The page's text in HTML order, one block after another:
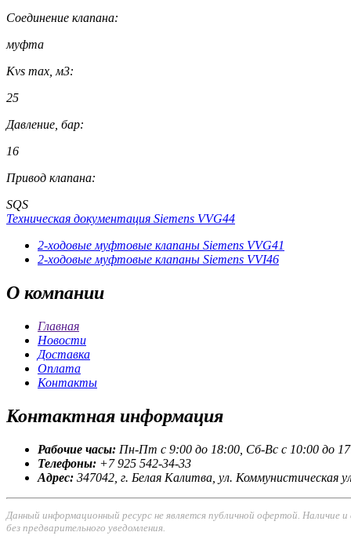
Соединение клапана:
муфта
Kvs max, м3:
25
Давление, бар:
16
Привод клапана:
SQS
Техническая документация Siemens VVG44
2-ходовые муфтовые клапаны Siemens VVG41
2-ходовые муфтовые клапаны Siemens VVI46
О компании
Главная
Новости
Доставка
Оплата
Контакты
Контактная информация
Рабочие часы: Пн-Пт с 9:00 до 18:00, Сб-Вс с 10:00 до
Телефоны: +7 925 542-34-33
Адрес: 347042, г. Белая Калитва, ул. Коммунистическая
Данный информационный ресурс не является публичной офертой.
без предварительного уведомления.